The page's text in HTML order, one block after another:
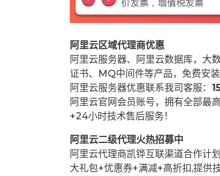
阿里云区域代理商优惠
阿里云服务器、阿里云数据库，大
证书、MQ中间件等产品，免费安
阿里云服务器优惠联系我司客服：
阿里云官网会员账号，拥有全部最
+24小时技术售后服务！
阿里云二级代理火热招募中
阿里云代理商凯铧互联渠道合作计
大礼包+优惠券+满减+高折扣,提供